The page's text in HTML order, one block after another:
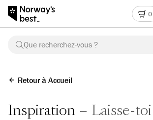
0
Que recherchez-vous ?
Retour à Accueil
Inspiration Laisse-